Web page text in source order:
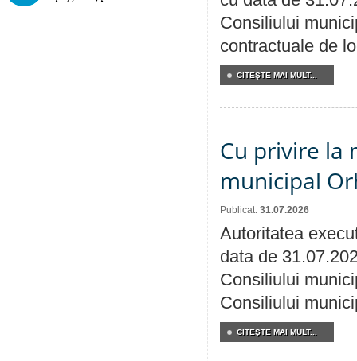
Consiliului
contractuale de
CITEŞTE MAI MULT...
Cu privire la
municipal
Publicat: 31.07.2026
Autoritatea
data de
Consiliului
Consiliului
CITEŞTE MAI MULT...